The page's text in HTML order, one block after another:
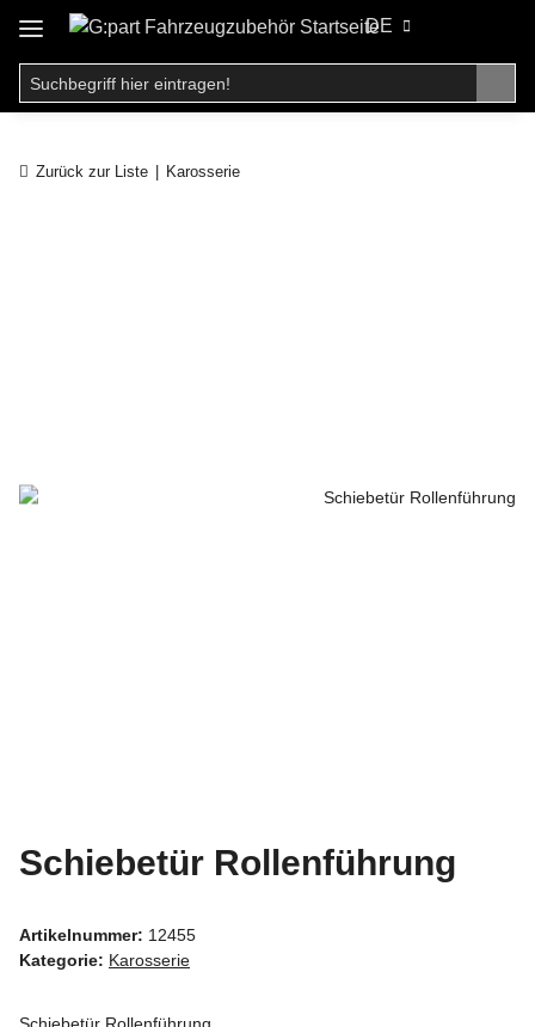
DE
Zurück zur Liste Karosserie
Schiebetür Rollenführung
Artikelnummer: 12455
Kategorie: Karosserie
Schiebetür Rollenführung